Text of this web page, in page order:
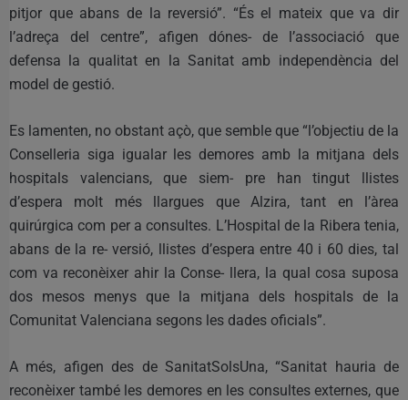
pitjor que abans de la reversió”. “És el mateix que va dir
l’adreça del centre”, afigen dónes- de l’associació que
defensa la qualitat en la Sanitat amb independència del
model de gestió.
Es lamenten, no obstant açò, que semble que “l’objectiu de la
Conselleria siga igualar les demores amb la mitjana dels
hospitals valencians, que siem- pre han tingut llistes
d’espera molt més llargues que Alzira, tant en l’àrea
quirúrgica com per a consultes. L’Hospital de la Ribera tenia,
abans de la re- versió, llistes d’espera entre 40 i 60 dies, tal
com va reconèixer ahir la Conse- llera, la qual cosa suposa
dos mesos menys que la mitjana dels hospitals de la
Comunitat Valenciana segons les dades oficials”.
A més, afigen des de SanitatSolsUna, “Sanitat hauria de
reconèixer també les demores en les consultes externes, que